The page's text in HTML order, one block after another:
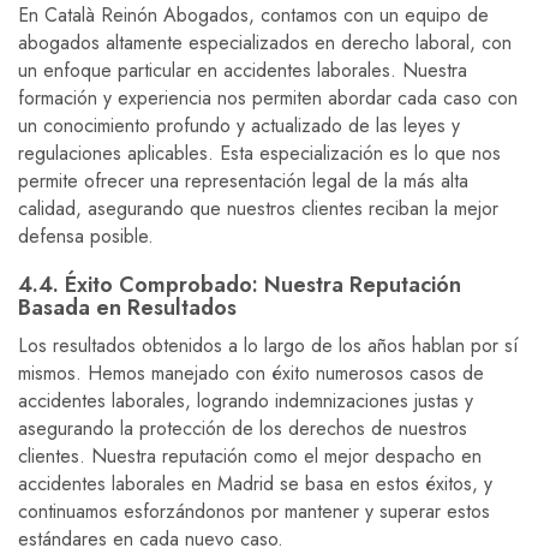
En Català Reinón Abogados, contamos con un equipo de
abogados altamente especializados en derecho laboral, con
un enfoque particular en accidentes laborales. Nuestra
formación y experiencia nos permiten abordar cada caso con
un conocimiento profundo y actualizado de las leyes y
regulaciones aplicables. Esta especialización es lo que nos
permite ofrecer una representación legal de la más alta
calidad, asegurando que nuestros clientes reciban la mejor
defensa posible.
4.4. Éxito Comprobado: Nuestra Reputación
Basada en Resultados
Los resultados obtenidos a lo largo de los años hablan por sí
mismos. Hemos manejado con éxito numerosos casos de
accidentes laborales, logrando indemnizaciones justas y
asegurando la protección de los derechos de nuestros
clientes. Nuestra reputación como el mejor despacho en
accidentes laborales en Madrid se basa en estos éxitos, y
continuamos esforzándonos por mantener y superar estos
estándares en cada nuevo caso.